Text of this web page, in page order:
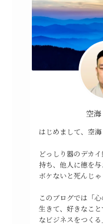
空海
はじめまして、空海
どっしり器のデカ
持ち、他人に徳を
ボケないと死んじゃ
このブログでは「
生きて、好きなこ
なビジネスをつくる